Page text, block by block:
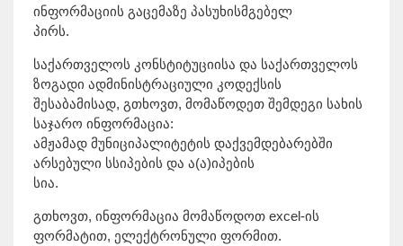
ინფორმაციის გაცემაზე პასუხისმგებელ
პირს.
საქართველოს კონსტიტუციისა და საქართველოს
ზოგადი ადმინისტრაციული კოდექსის
შესაბამისად, გთხოვთ, მომაწოდეთ შემდეგი სახის
საჯარო ინფორმაცია:
ამჟამად მუნიციპალიტეტის დაქვემდებარებში
არსებული სსიპების და ა(ა)იპების
სია.
გთხოვთ, ინფორმაცია მომაწოდოთ excel-ის
ფორმატით, ელექტრონული ფორმით.